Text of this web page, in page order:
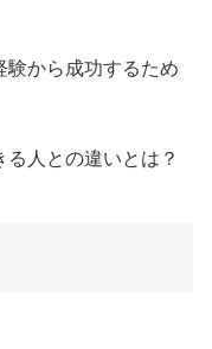
験から成功するため
人との違いとは？